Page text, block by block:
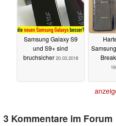
Samsung Galaxy S9
und S9+ sind
bruchsicher 20.03.2018
3 Kommentare im Forum